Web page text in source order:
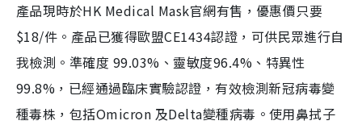
產品現時於HK Medical Mask官網有售，優惠價只要
$18/件。產品已獲得歐盟CE1434認證，可供民眾進行自
我檢測。準確度 99.03%、靈敏度96.4%、特異性
99.8%，已經通過臨床實驗認證，有效檢測新冠病毒變
種毒株，包括Omicron 及Delta變種病毒。使用鼻拭子